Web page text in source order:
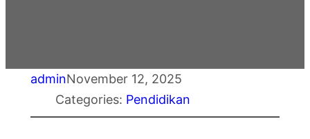
adminNovember 12, 2025
Categories: Pendidikan